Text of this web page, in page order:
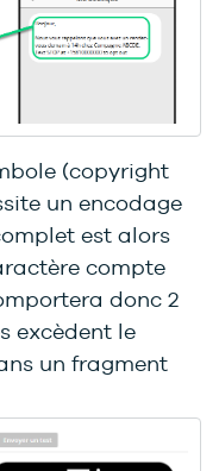
(copyright
un encodage
est alors
compte
donc 2
excèdent le
un fragment